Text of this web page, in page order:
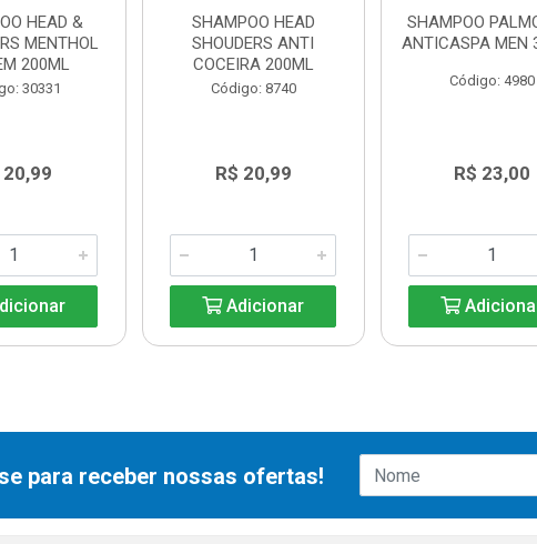
HEAD &
MENTHOL
200ML
30331
20,99
SHAMPOO HEAD
SHOUDERS ANTI
COCEIRA 200ML
Código: 8740
R$ 20,99
Adicionar
SHAMPOO
ANTICASPA MEN
Código: 4980
R$ 23,00
para receber nossas ofertas!